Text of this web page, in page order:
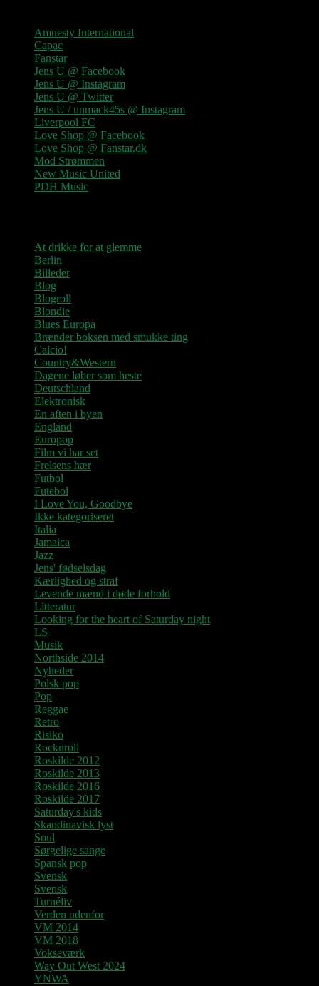
Amnesty International
Capac
Fanstar
Jens U @ Facebook
Jens U @ Instagram
Jens U @ Twitter
Jens U / unmack45s @ Instagram
Liverpool FC
Love Shop @ Facebook
Love Shop @ Fanstar.dk
Mod Strømmen
New Music United
PDH Music
At drikke for at glemme
Berlin
Billeder
Blog
Blogroll
Blondie
Blues Europa
Brænder boksen med smukke ting
Calcio!
Country&Western
Dagene løber som heste
Deutschland
Elektronisk
En aften i byen
England
Europop
Film vi har set
Frelsens hær
Futbol
Futebol
I Love You, Goodbye
Ikke kategoriseret
Italia
Jamaica
Jazz
Jens' fødselsdag
Kærlighed og straf
Levende mænd i døde forhold
Litteratur
Looking for the heart of Saturday night
LS
Musik
Northside 2014
Nyheder
Polsk pop
Pop
Reggae
Retro
Risiko
Rocknroll
Roskilde 2012
Roskilde 2013
Roskilde 2016
Roskilde 2017
Saturday's kids
Skandinavisk lyst
Soul
Sørgelige sange
Spansk pop
Svensk
Svensk
Turnéliv
Verden udenfor
VM 2014
VM 2018
Vokseværk
Way Out West 2024
YNWA